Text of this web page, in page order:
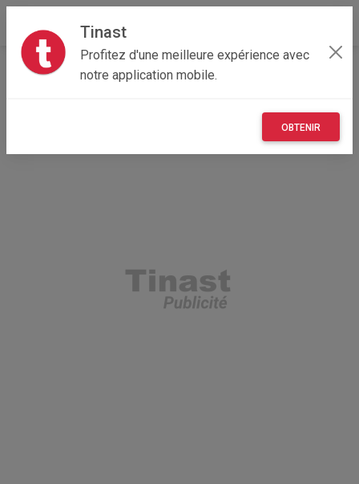
Tinast
Profitez d'une meilleure expérience avec
notre application mobile.
OBTENIR
Accueil Recherche Professionnel